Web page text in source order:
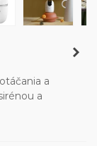
a
a